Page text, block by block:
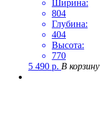
Ширина:
804
Глубина:
404
Высота:
770
5 490 р. В корзину